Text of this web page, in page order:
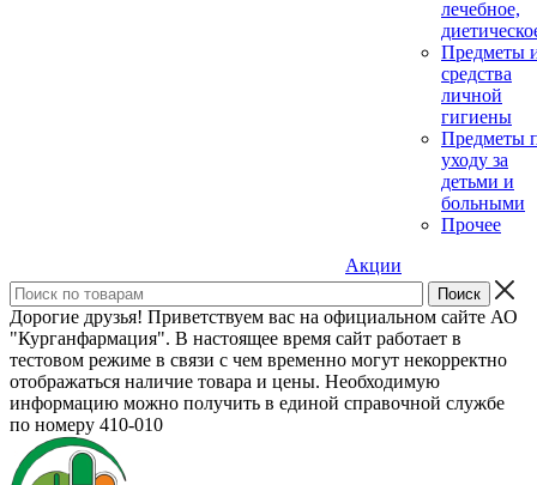
лечебное,
Предметы
средства
личной
гигиены
Предметы
уходу за
детьми и
больными
Прочее
Акции
Дорогие друзья! Приветствуем вас на официальном сайте АО
"Курганфармация". В настоящее время сайт работает в
тестовом режиме в связи с чем временно могут некорректно
отображаться наличие товара и цены. Необходимую
информацию можно получить в единой справочной службе
по номеру 410-010